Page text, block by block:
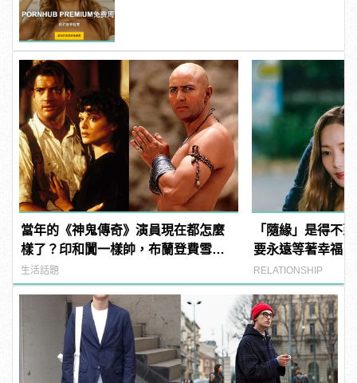
當年的《神鬼傳奇》演員現在都怎麼
樣了？印和闐一樣帥，布蘭登費雪大
發福！
生活話題
「隨緣」是得不
要永遠等著幸福
RELATIONSHIP